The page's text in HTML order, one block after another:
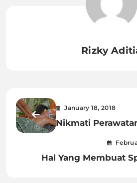
Rizky
January 18, 2018
Nikmati
Hal Yang Membuat